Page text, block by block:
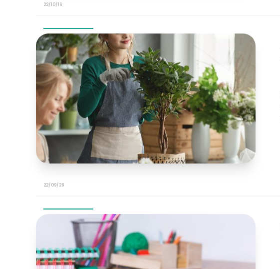
22/10/16
22/09/28